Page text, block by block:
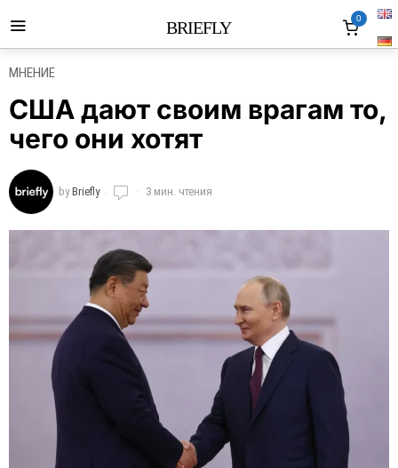
BRIEFLY 0
МНЕНИЕ
США дают своим врагам то,
чего они хотят
byBriefly 3 мин. чтения